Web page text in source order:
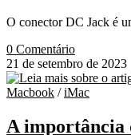
O conector DC Jack é
0 Comentário
21 de setembro de 2023
Macbook /iMac
A importância